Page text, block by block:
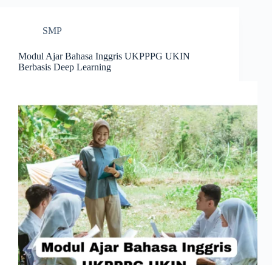
SMP
Modul Ajar Bahasa Inggris UKPPPG UKIN
Berbasis Deep Learning